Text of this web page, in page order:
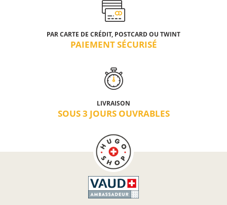
PAR CARTE DE CRÉDIT, POSTCARD OU TWINT
PAIEMENT SÉCURISÉ
LIVRAISON
SOUS 3 JOURS OUVRABLES